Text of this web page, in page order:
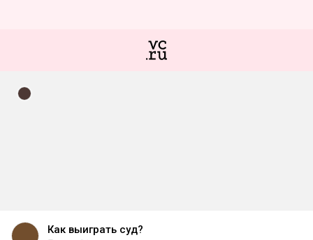
Как выиграть суд?